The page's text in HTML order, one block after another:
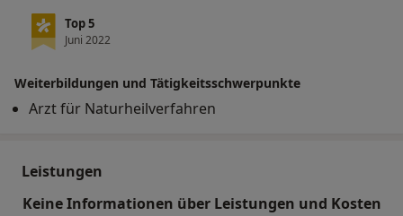
Top 5
Juni 2022
Weiterbildungen und Tätigkeitsschwerpunkte
Arzt für Naturheilverfahren
Leistungen
Keine Informationen über Leistungen und Kosten